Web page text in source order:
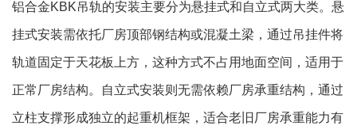
铝合金KBK吊轨的安装主要分为悬挂式和自立式两大类。悬
挂式安装需依托厂房顶部钢结构或混凝土梁，通过吊挂件将
轨道固定于天花板上方，这种方式不占用地面空间，适用于
正常厂房结构。自立式安装则无需依赖厂房承重结构，通过
立柱支撑形成独立的起重机框架，适合老旧厂房承重能力有